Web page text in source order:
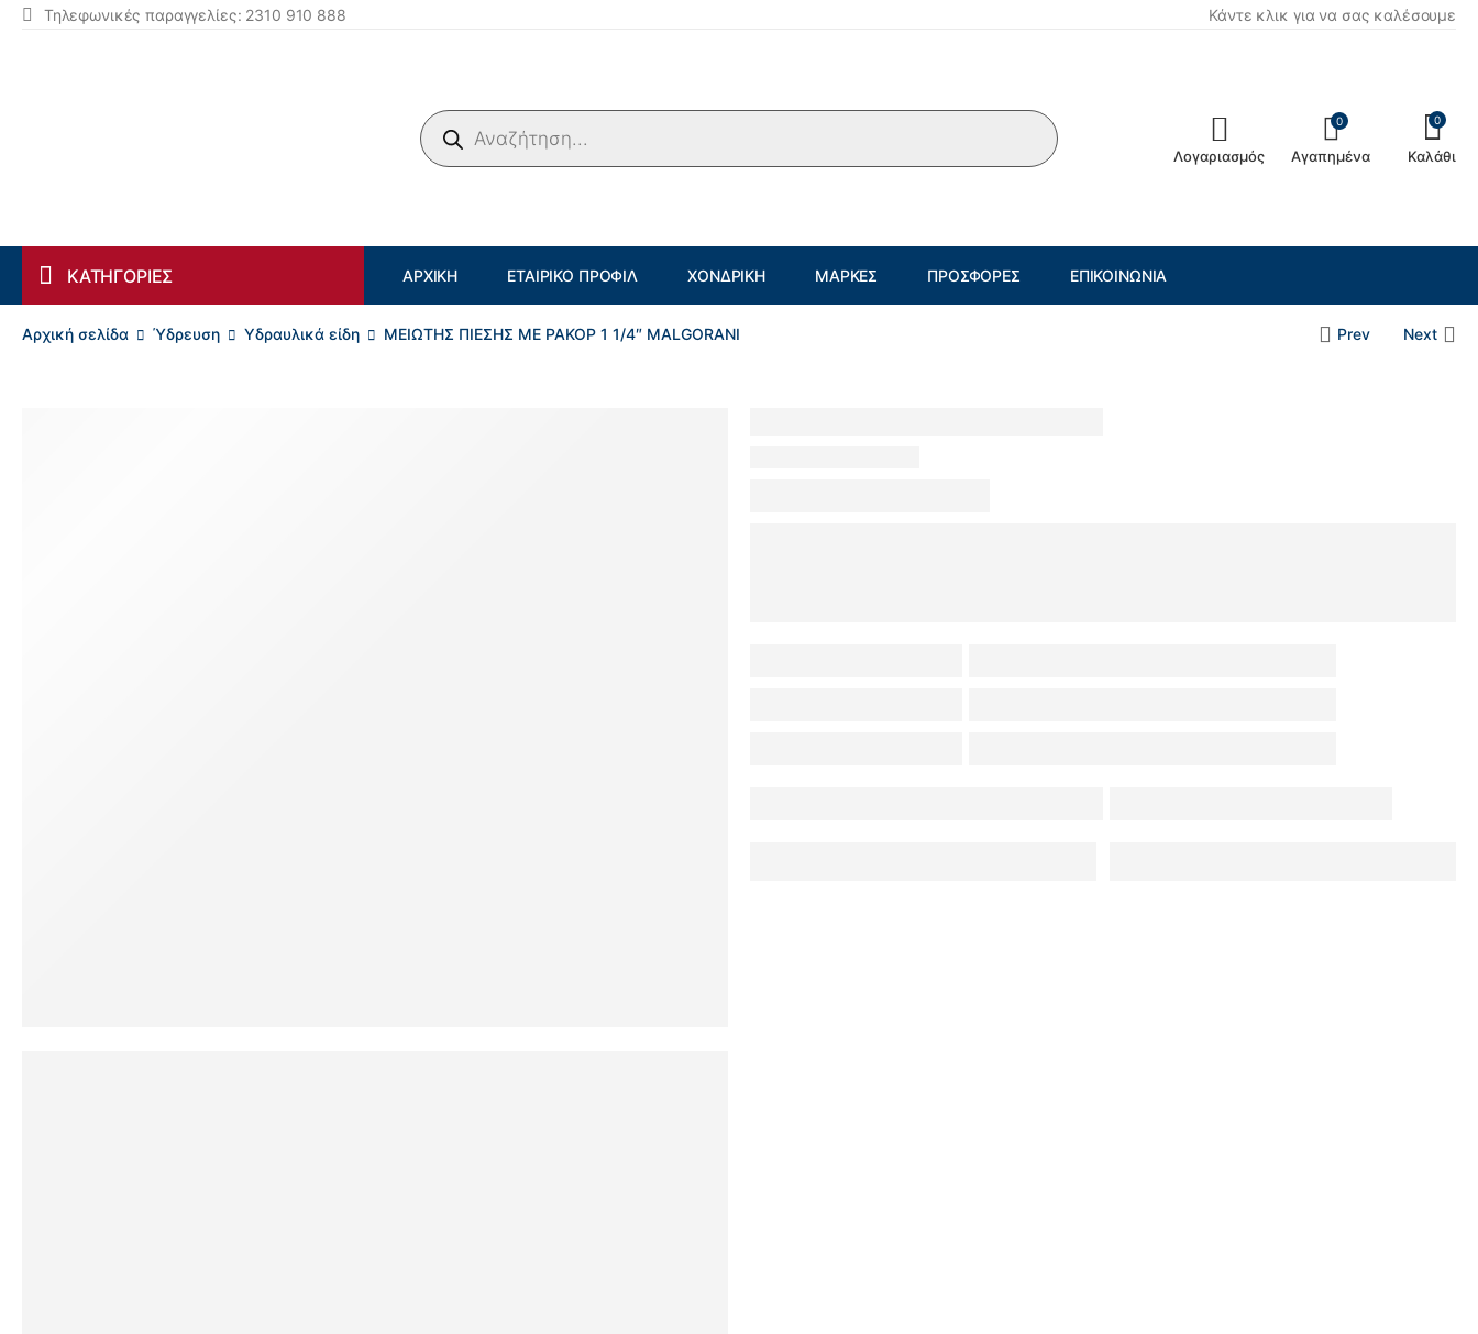
Τηλεφωνικές παραγγελίες: 2310 910 888 Κάντε κλικ για να σας καλέσουμε
Products search
Λογαριασμός
0
Αγαπημένα
0
Καλάθι
ΚΑΤΗΓΟΡΙΕΣ ΑΡΧΙΚΉ ΕΤΑΙΡΙΚΌ ΠΡΟΦΊΛ ΧΟΝΔΡΙΚΉ ΜΆΡΚΕΣ ΠΡΟΣΦΟΡΈΣ ΕΠΙΚΟΙΝΩΝΊΑ
Αρχική σελίδα Ύδρευση Υδραυλικά είδη ΜΕΙΩΤΗΣ ΠΙΕΣΗΣ ΜΕ ΡΑΚΟΡ 1 1/4″ MALGORANI Prev Next